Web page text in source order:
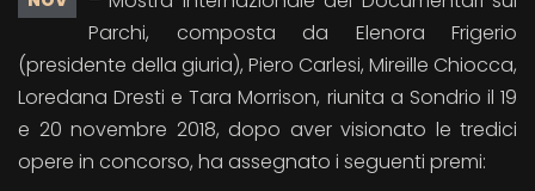
Parchi, composta da Elenora Frigerio
(presidente della giuria), Piero Carlesi, Mireille Chiocca,
Loredana Dresti e Tara Morrison, riunita a Sondrio il 19
e 20 novembre 2018, dopo aver visionato le tredici
opere in concorso, ha assegnato i seguenti premi: